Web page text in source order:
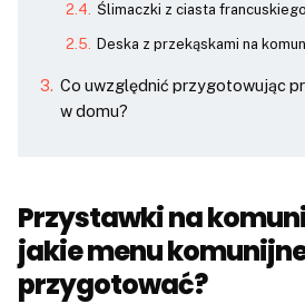
Ślimaczki z ciasta francuskiego
Deska z przekąskami na
Co uwzględnić przygotowując
w domu?
Przystawki na
jakie menu
przygotować?